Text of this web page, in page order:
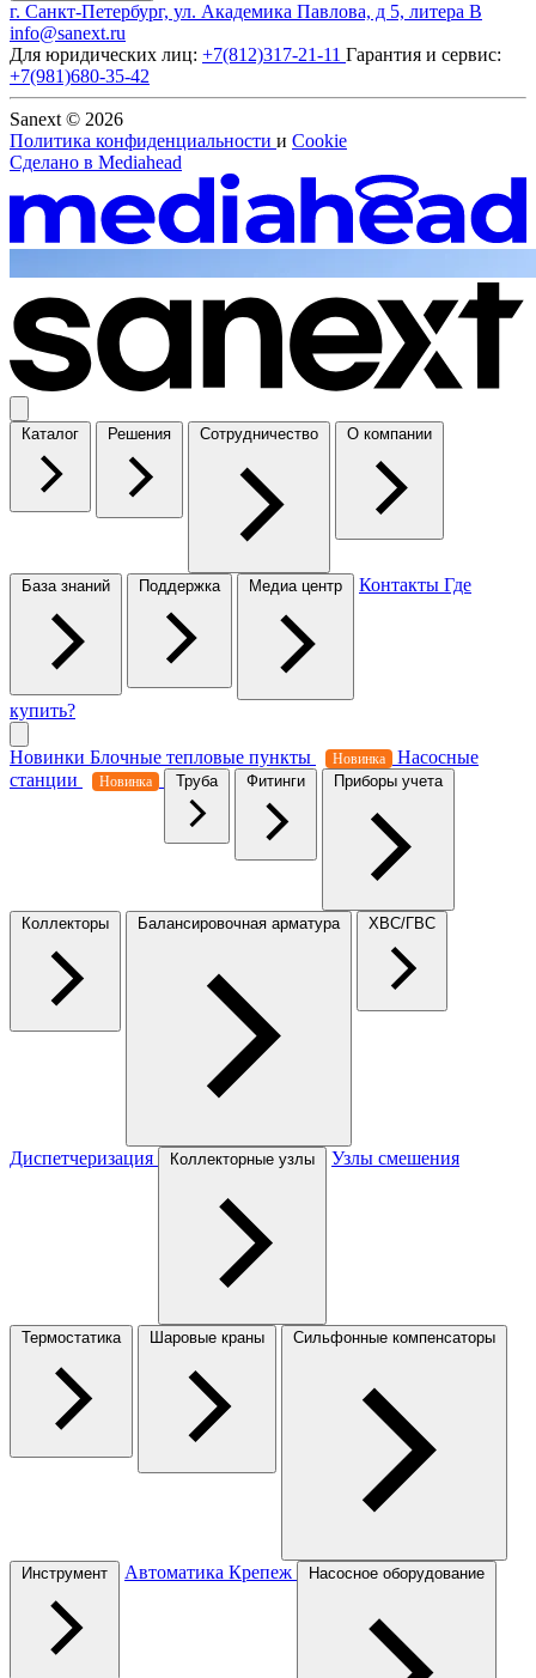
г. Санкт-Петербург, ул. Академика Павлова, д 5, литера В
info@sanext.ru
Для юридических лиц: +7(812)317-21-11 Гарантия и сервис:
+7(981)680-35-42
Sanext © 2026
Политика конфиденциальности и Cookie
Сделано в Mediahead
Каталог Решения Сотрудничество О компании
База знаний Поддержка Медиа центр Контакты Где
купить?
Новинки Блочные тепловые пункты Новинка
Насосные
станции
Новинка Труба Фитинги Приборы учета
Коллекторы Балансировочная арматура ХВС/ГВС
Диспетчеризация Коллекторные узлы Узлы смешения
Термостатика Шаровые краны Сильфонные компенсаторы
Инструмент Автоматика Крепеж Насосное оборудование